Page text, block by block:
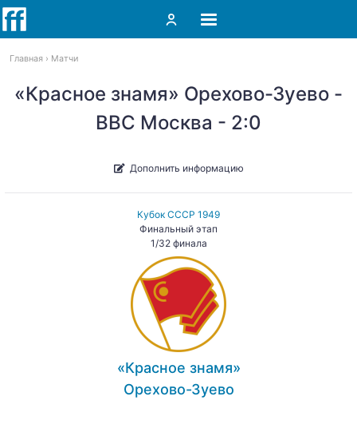
Главная Матчи
«Красное знамя» Орехово-Зуево -
ВВС Москва - 2:0
Дополнить информацию
Кубок СССР 1949
Финальный этап
1/32 финала
«Красное знамя»
Орехово-Зуево